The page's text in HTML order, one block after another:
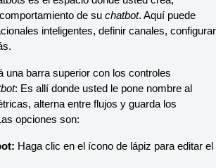
de su chatbot. Aquí puede
inteligentes, definir canales, configurar
una barra superior con los controles
: Es allí donde usted le pone nombre al
alterna entre flujos y guarda los
opciones son:
Haga clic en el ícono de lápiz para editar el